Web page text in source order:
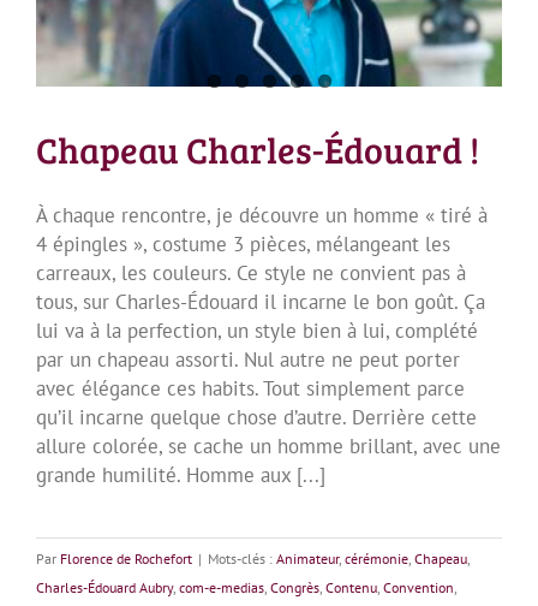
Chapeau Charles-Édouard !
À chaque rencontre, je découvre un homme « tiré à
4 épingles », costume 3 pièces, mélangeant les
carreaux, les couleurs. Ce style ne convient pas à
tous, sur Charles-Édouard il incarne le bon goût. Ça
lui va à la perfection, un style bien à lui, complété
par un chapeau assorti. Nul autre ne peut porter
avec élégance ces habits. Tout simplement parce
qu’il incarne quelque chose d’autre. Derrière cette
allure colorée, se cache un homme brillant, avec une
grande humilité. Homme aux [...]
Par Florence de Rochefort | Mots-clés : Animateur, cérémonie, Chapeau,
Charles-Édouard Aubry, com-e-medias, Congrès, Contenu, Convention,